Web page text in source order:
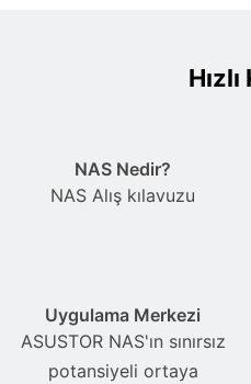
NAS Nedir?
NAS Alış kılavuzu
Uygulama Merkezi
ASUSTOR NAS'ın sınırsız
potansiyeli ortaya